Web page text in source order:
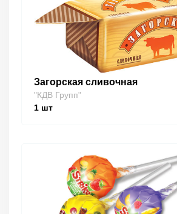
Загорская сливочная
"КДВ Групп"
1 шт